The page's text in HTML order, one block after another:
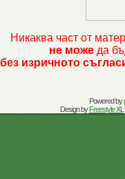
Никаква част от
не може да
без изричното
Powered by
Design byFreestyle XL